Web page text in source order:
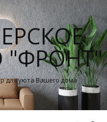
"ФРОНТ"
для уюта Вашего дома